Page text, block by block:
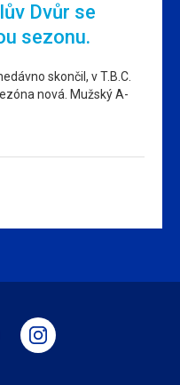
Dvůr se
sezonu.
skončil, v T.B.C.
nová. Mužský A-